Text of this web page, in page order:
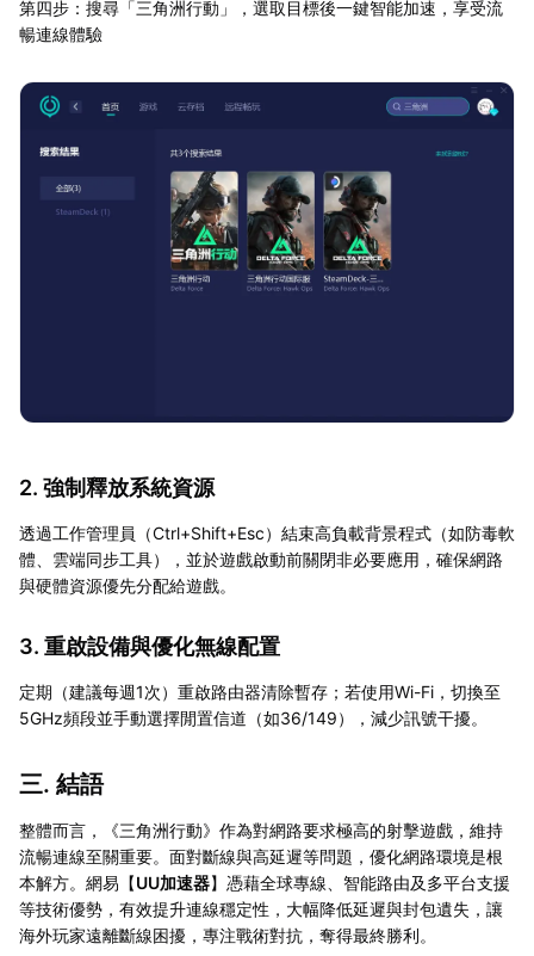
第四步：搜尋「三角洲行動」，選取目標後一鍵智能加速，享受流
暢連線體驗
2. 強制釋放系統資源
透過工作管理員（Ctrl+Shift+Esc）結束高負載背景程式（如防毒軟
體、雲端同步工具），並於遊戲啟動前關閉非必要應用，確保網路
與硬體資源優先分配給遊戲。
3. 重啟設備與優化無線配置
定期（建議每週1次）重啟路由器清除暫存；若使用Wi-Fi，切換至
5GHz頻段並手動選擇閒置信道（如36/149），減少訊號干擾。
三. 結語
整體而言，《三角洲行動》作為對網路要求極高的射擊遊戲，維持
流暢連線至關重要。面對斷線與高延遲等問題，優化網路環境是根
本解方。網易【UU加速器】憑藉全球專線、智能路由及多平台支援
等技術優勢，有效提升連線穩定性，大幅降低延遲與封包遺失，讓
海外玩家遠離斷線困擾，專注戰術對抗，奪得最終勝利。